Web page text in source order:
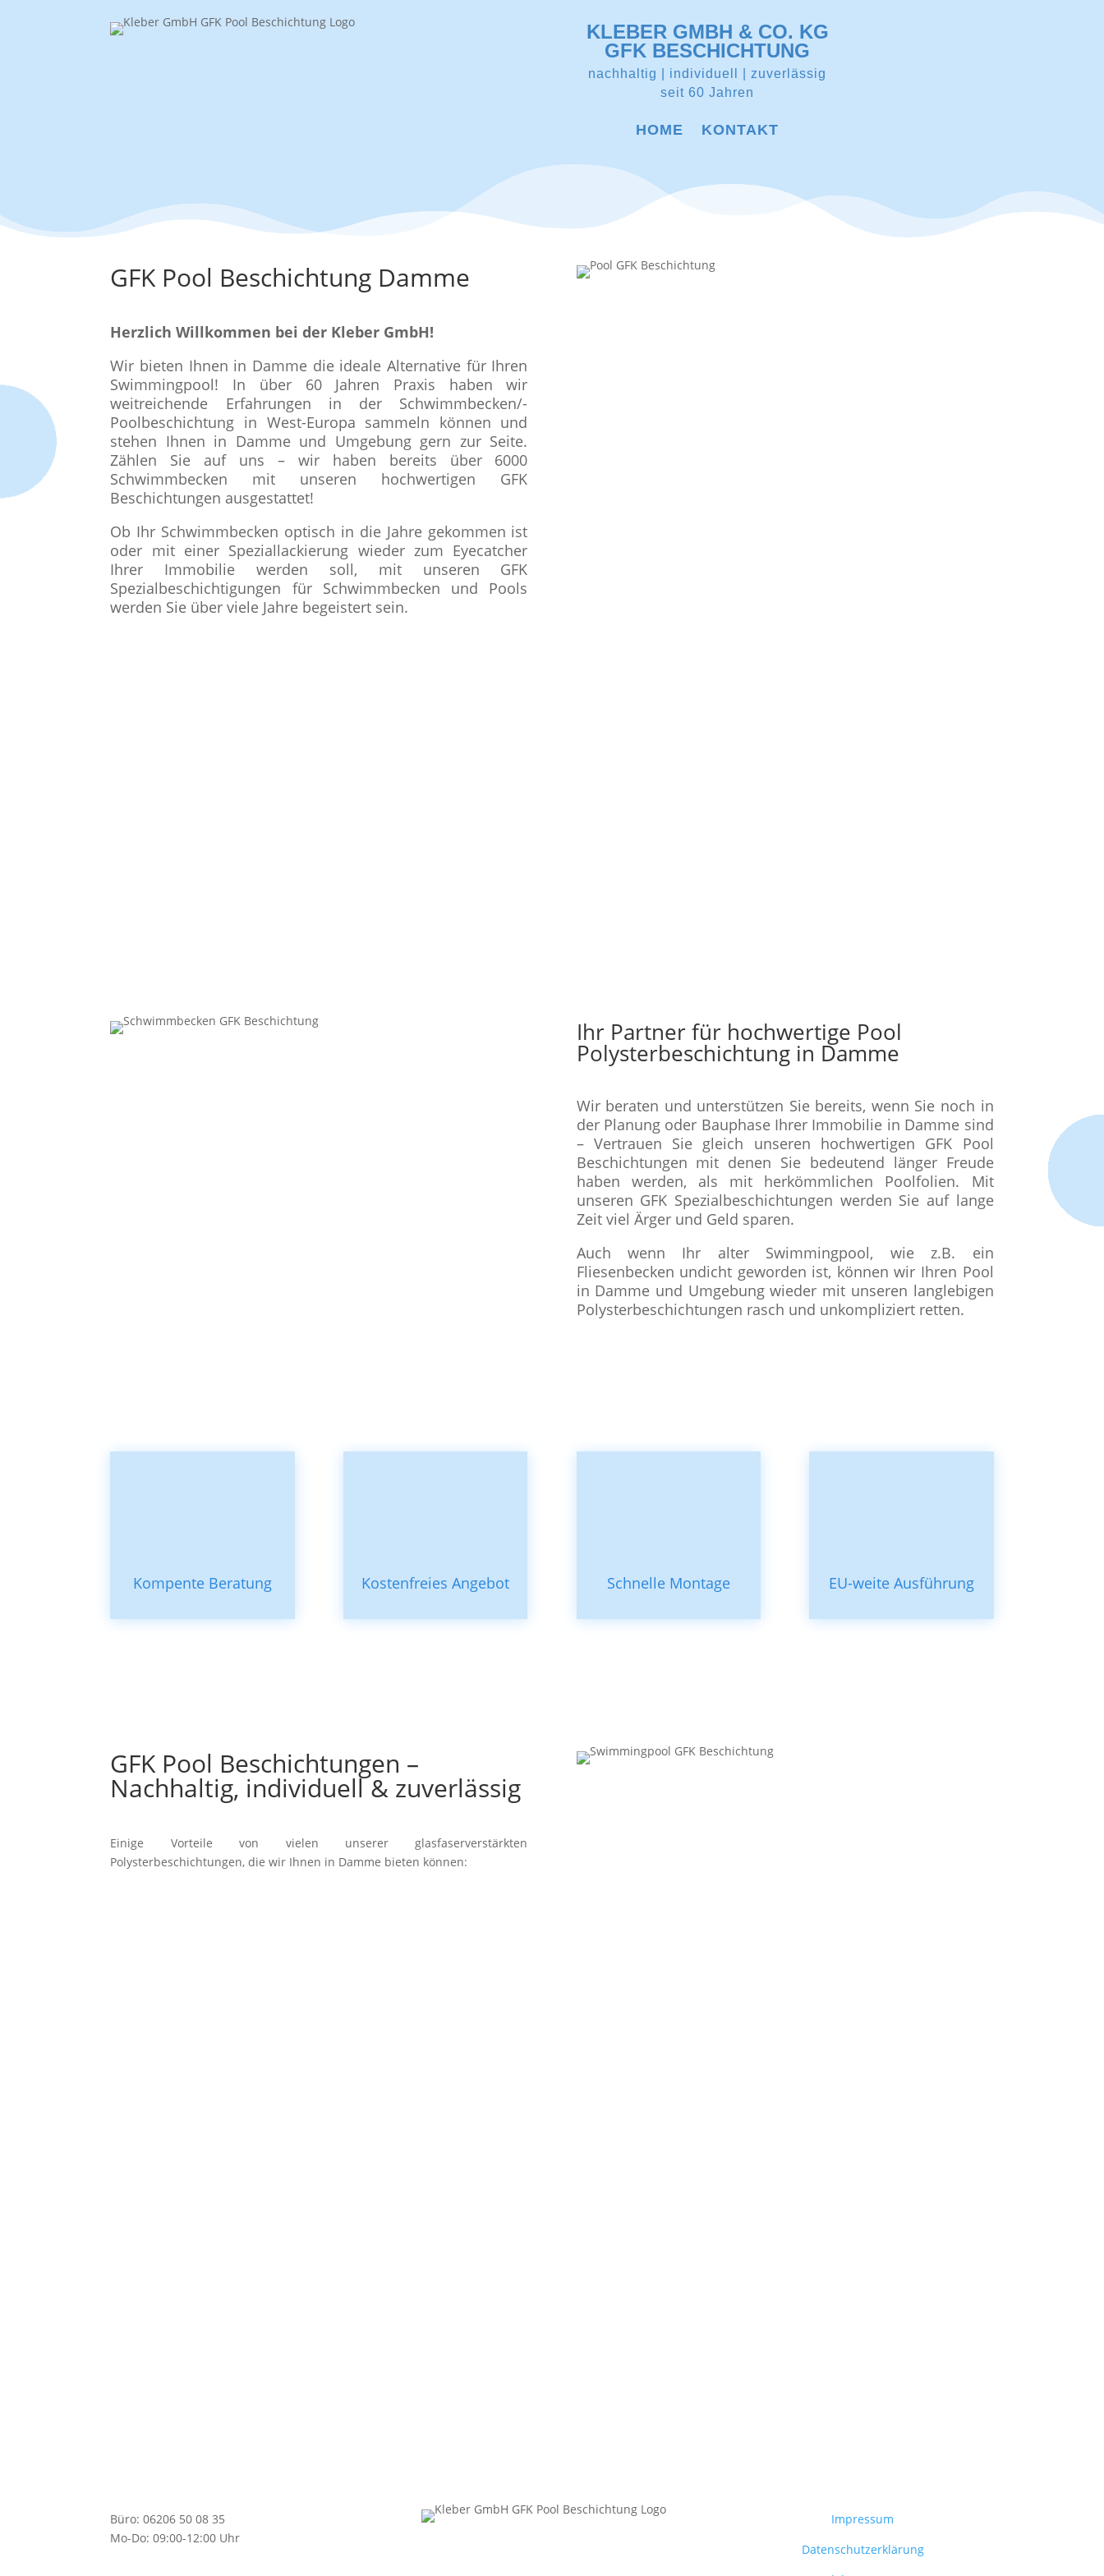
KLEBER GMBH & CO. KG
GFK BESCHICHTUNG
nachhaltig | individuell | zuverlässig
seit 60 Jahren
HOME KONTAKT
GFK Pool Beschichtung Damme
Herzlich Willkommen bei der Kleber GmbH!
Wir bieten Ihnen in Damme die ideale Alternative für Ihren
Swimmingpool! In über 60 Jahren Praxis haben wir
weitreichende Erfahrungen in der Schwimmbecken/-
Poolbeschichtung in West-Europa sammeln können und
stehen Ihnen in Damme und Umgebung gern zur Seite.
Zählen Sie auf uns – wir haben bereits über 6000
Schwimmbecken mit unseren hochwertigen GFK
Beschichtungen ausgestattet!
Ob Ihr Schwimmbecken optisch in die Jahre gekommen ist
oder mit einer Speziallackierung wieder zum Eyecatcher
Ihrer Immobilie werden soll, mit unseren GFK
Spezialbeschichtigungen für Schwimmbecken und Pools
werden Sie über viele Jahre begeistert sein.
Ihr Partner für hochwertige Pool
Polysterbeschichtung in Damme
Wir beraten und unterstützen Sie bereits, wenn Sie noch in
der Planung oder Bauphase Ihrer Immobilie in Damme sind
– Vertrauen Sie gleich unseren hochwertigen GFK Pool
Beschichtungen mit denen Sie bedeutend länger Freude
haben werden, als mit herkömmlichen Poolfolien. Mit
unseren GFK Spezialbeschichtungen werden Sie auf lange
Zeit viel Ärger und Geld sparen.
Auch wenn Ihr alter Swimmingpool, wie z.B. ein
Fliesenbecken undicht geworden ist, können wir Ihren Pool
in Damme und Umgebung wieder mit unseren langlebigen
Polysterbeschichtungen rasch und unkompliziert retten.
Kompente Beratung Kostenfreies Angebot Schnelle Montage EU-weite Ausführung
GFK Pool Beschichtungen –
Nachhaltig, individuell & zuverlässig
Einige Vorteile von vielen unserer glasfaserverstärkten
Polysterbeschichtungen, die wir Ihnen in Damme bieten können:
Büro: 06206 50 08 35
Mo-Do: 09:00-12:00 Uhr
Impressum
Datenschutzerklärung